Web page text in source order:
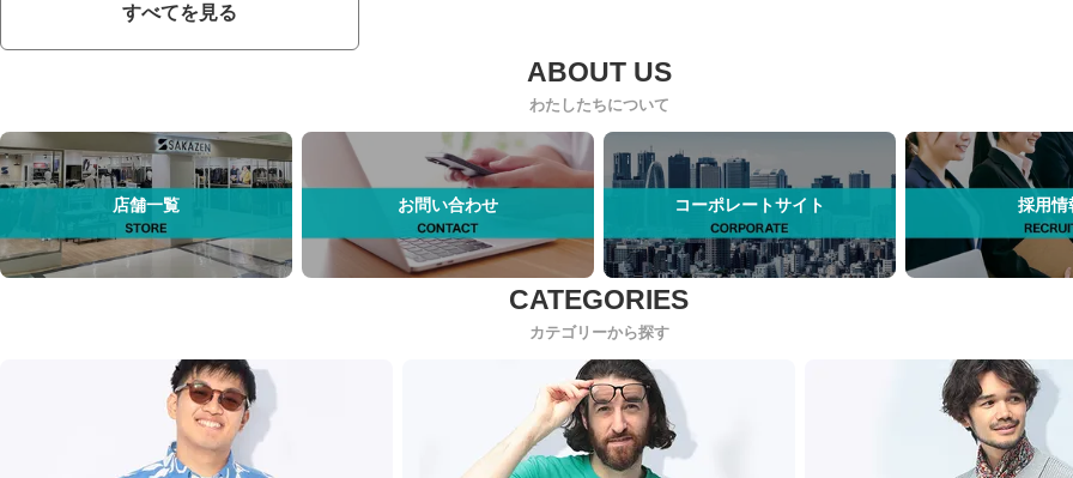
すべてを見る
わたしたちについて
店舗一覧 お問い合わせ コーポレートサイト 採用情
カテゴリーから探す